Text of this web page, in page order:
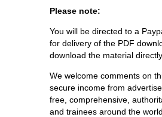
Please note:
You will be directed to a
for delivery of the PDF
download the material
We welcome comments on
secure income from
free, comprehensive,
and trainees around the